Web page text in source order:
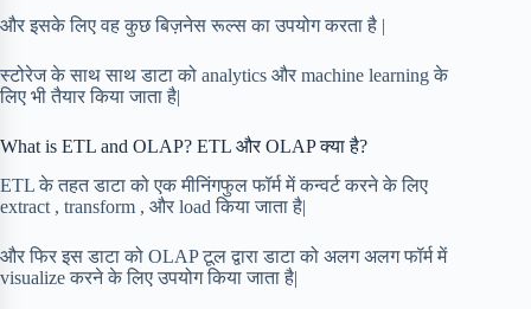
और इसके लिए वह कुछ बिज़नेस रूल्स का उपयोग करता है |
स्टोरेज के साथ साथ डाटा को analytics और machine learning के
लिए भी तैयार किया जाता है|
What is ETL and OLAP? ETL और OLAP क्या है?
ETL के तहत डाटा को एक मीनिंगफुल फॉर्म में कन्वर्ट करने के लिए
extract , transform , और load किया जाता है|
और फिर इस डाटा को OLAP टूल द्वारा डाटा को अलग अलग फॉर्म में
visualize करने के लिए उपयोग किया जाता है|